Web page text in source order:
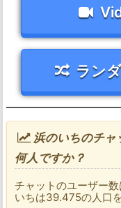
ラン
浜のいちのチャ
何人ですか？
チャットのユーザー
いちは39.475の人口